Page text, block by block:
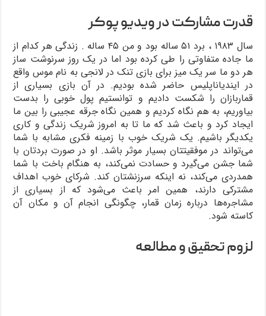
قدرت مشارکت در ویدیو پوکر
سال ۱۹۸۳ ، برد ۵۱ ساله بود و من ۴۵ ساله . زندگی هر کدام از
ما جاده متفاوتی را طی کرده بود اما در یک روز سرنوشت ساز
هر دو ما سر یک میز برای بازی تنک در لانجی به نام موس واقع
در ایندیاناپلیس حاضر شده بودیم. در آن بازی بسیاری از
قماربازان را شکست دادیم و توانستیم پول خوبی را بدست
بیاوریم، به هم نگاه کردیم و همین نگاه جرقه عجیبی را بین ما
ایجاد کرد و باعث شد که ما تا به امروز شریک زندگی و کاری
یکدیگر باشیم. یک شریک خوب با زمینه فکری مشابه با شما
می‌تواند در موفقیتتان بسیار موثر باشد. او در صورت بردتان با
شما جشن می‌گیرد و حسادت نمی‌کند، به هنگام باخت با شما
همدردی می‌کند، نه اینکه سرزنشتان کند. شرکای خوب اهداف
مشترکی دارند، همین امر باعث می‌شود که از بسیاری از
مشاجره‌ها درباره زمان قمار، چگونگی انجام آن و مکان آن
کاسته شود.
لزوم تحقیق و مطالعه